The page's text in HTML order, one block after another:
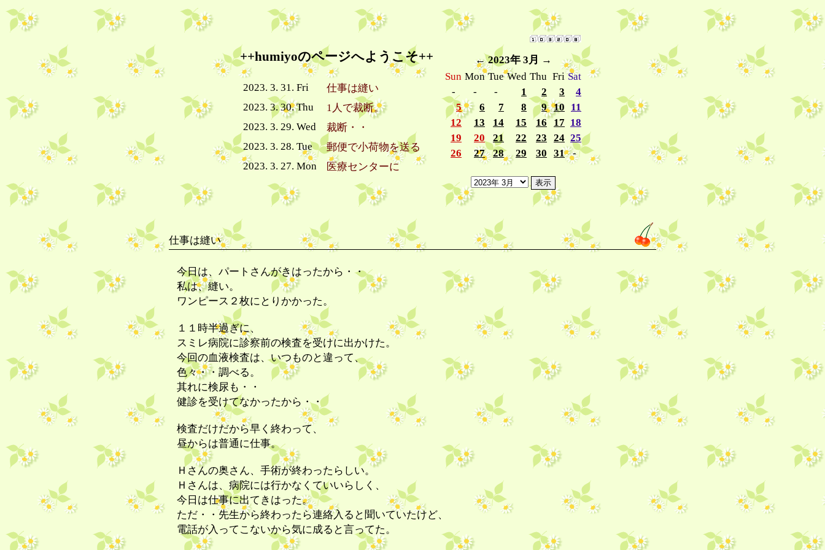
++humiyoのページへようこそ++
2023. 3. 31. Fri
仕事は縫い
2023. 3. 30. Thu
1人で裁断。
2023. 3. 29. Wed
裁断・・
2023. 3. 28. Tue
郵便で小荷物を送る
2023. 3. 27. Mon
医療センターに
← 2023年 3月
→
Sun Mon Tue Wed Thu Fri Sat
-
- - 1 2 3
4
5
6 7 8 9 10
11
12
13 14 15 16 17 18
19
20 21 22 23 24 25
26
27 28 29 30 31 -
仕事は縫い
今日は、パートさんがきはったから・・
私は、縫い。
ワンピース２枚にとりかかった。
１１時半過ぎに、
スミレ病院に診察前の検査を受けに出かけた。
今回の血液検査は、いつものと違って、
色々・・調べる。
其れに検尿も・・
健診を受けてなかったから・・
検査だけだから早く終わって、
昼からは普通に仕事。
Ｈさんの奥さん、手術が終わったらしい。
Ｈさんは、病院には行かなくていいらしく、
今日は仕事に出てきはった。
ただ・・先生から終わったら連絡入ると聞いていたけど、
電話が入ってこないから気に成ると言ってた。